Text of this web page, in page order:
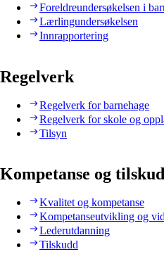
Foreldreundersøkelsen i
Lærlingundersøkelsen
Innrapportering
Regelverk
Regelverk for barnehage
Regelverk for skole og
Tilsyn
Kompetanse og
Kvalitet og kompetanse
Kompetanseutvikling og
Lederutdanning
Tilskudd